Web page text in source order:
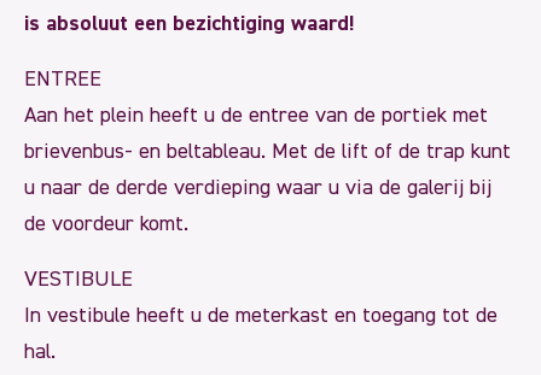
is absoluut een bezichtiging waard!
ENTREE
Aan het plein heeft u de entree van de portiek met
brievenbus- en beltableau. Met de lift of de trap kunt
u naar de derde verdieping waar u via de galerij bij
de voordeur komt.
VESTIBULE
In vestibule heeft u de meterkast en toegang tot de
hal.